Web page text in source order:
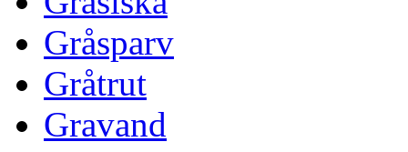
Gråsparv
Gråtrut
Gravand